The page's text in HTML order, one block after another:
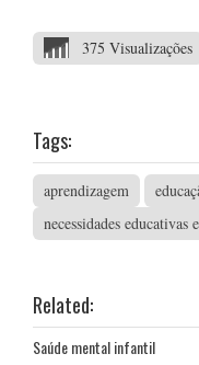
375 Visualizações
Tags:
aprendizagem
necessidades educativas
Related:
Saúde mental infantil